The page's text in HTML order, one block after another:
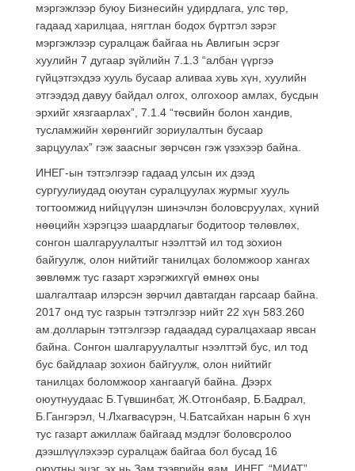
мэргэжлээр буюу Бизнесийн удирдлага, улс төр,
гадаад харилцаа, нягтлан бодох бүртгэл зэрэг
мэргэжлээр суралцаж байгаа нь Авлигын эсрэг
хуулийн 7 дугаар зүйлийн 7.1.3 “албан үүргээ
гүйцэтгэхдээ хууль бусаар аливаа хувь хүн, хуулийн
этгээдэд давуу байдал олгох, олгохоор амлах, бусдын
эрхийг хязгаарлах”, 7.1.4 “төсвийн болон хандив,
тусламжийн хөрөнгийг зориулалтын бусаар
зарцуулах” гэж заасныг зөрчсөн гэж үзэхээр байна.
ИНЕГ-ын тэтгэлгээр гадаад улсын их дээд
сургуулиудад оюутан суралцуулах журмыг хууль
тогтоомжид нийцүүлэн шинэчлэн боловсруулах, хүний
нөөцийн хэрэгцээ шаардлагыг бодитоор төлөвлөх,
сонгон шалгаруулалтыг нээлттэй ил тод зохион
байгуулж, олон нийтийг танилцах боломжоор хангах
зөвлөмж тус газарт хэрэгжихгүй өмнөх оны
шалгалтаар илэрсэн зөрчил давтагдан гарсаар байна.
2017 онд тус газрын тэтгэлгээр нийт 22 хүн 583.260
ам.долларын тэтгэлгээр гадаадад суралцахаар явсан
байна. Сонгон шалгаруулалтыг нээлттэй бус, ил тод
бус байдлаар зохион байгуулж, олон нийтийг
танилцах боломжоор хангаагүй байна. Дээрх
оюутнуудаас Б.Түвшинбат, Ж.Отгонбаяр, Б.Бадрал,
Б.Гангэрэл, Ч.Лхагвасүрэн, Ч.Батсайхан нарын 6 хүн
тус газарт ажиллаж байгаад мэдлэг боловсролоо
дээшлүүлэхээр суралцаж байгаа бол бусад 16
оюутны эцэг, эх нь Зам тээврийн яам, ИНЕГ, “МИАТ”